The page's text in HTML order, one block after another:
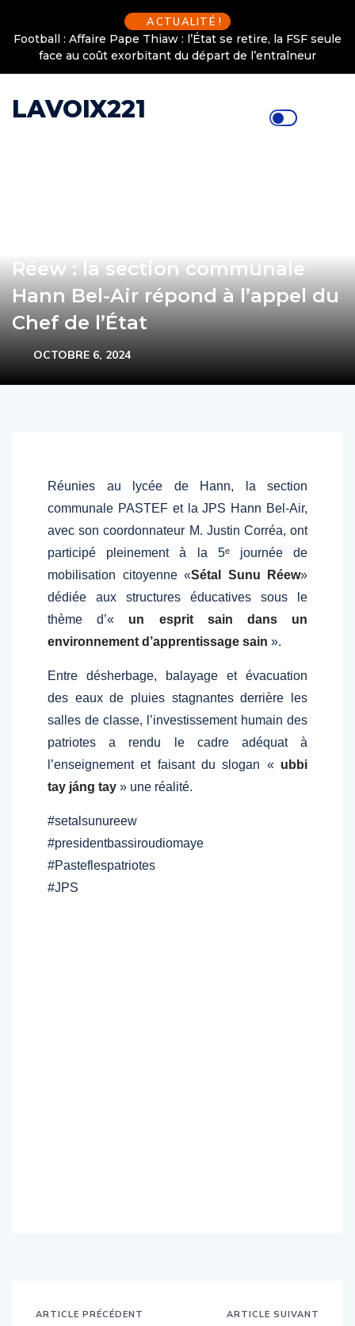
ACTUALITÉ !
Football : Affaire Pape Thiaw : l’État se retire, la FSF seule
face au coût exorbitant du départ de l’entraîneur
LAVOIX221
Réew : la section communale
Hann Bel-Air répond à l’appel du
Chef de l’État
OCTOBRE 6, 2024
Réunies au lycée de Hann, la section
communale PASTEF et la JPS Hann Bel-Air,
avec son coordonnateur M. Justin Corréa, ont
participé pleinement à la 5ᵉ journée de
mobilisation citoyenne «Sétal Sunu Réew»
dédiée aux structures éducatives sous le
thème d’« un esprit sain dans un
environnement d’apprentissage sain ».
Entre désherbage, balayage et évacuation
des eaux de pluies stagnantes derrière les
salles de classe, l’investissement humain des
patriotes a rendu le cadre adéquat à
l’enseignement et faisant du slogan « ubbi
tay jáng tay » une réalité.
#setalsunureew
#presidentbassiroudiomaye
#Pasteflespatriotes
#JPS
ARTICLE PRÉCÉDENT ARTICLE SUIVANT